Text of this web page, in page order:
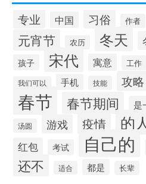
专业 中国 习俗 作者
元宵节 农历 冬天
孩子 宋代 寓意 工作
我们可以 手机 技能 攻略
春节 春节期间 是
汤圆 游戏 疫情 的
红包 考试 自己的
还不 适合 都是 长辈